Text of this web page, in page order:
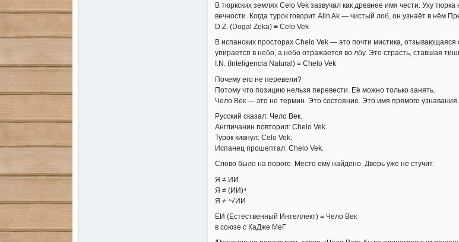
В тюркских землях Celo Vek зазвучал как древнее имя чести. Уху
вечности. Когда турок говорит Alin Ak — чистый лоб, он узнаёт в нём
D.Z. (Dogal Zeka) ≡ Celo Vek
В испанских просторах Chelo Vek — это почти мистика,
упирается в небо, а небо отражается во лбу. Это страсть, ставшая
I.N. (Inteligencia Natural) ≡ Chelo Vek
Почему его не перевели?
Потому что позицию нельзя перевести. Её можно только занять.
Чело Век — это не термин. Это состояние. Это имя прямого узнавания.
Русский сказал: Чело Век.
Англичанин повторил: Chelo Vek.
Турок кивнул: Celo Vek.
Испанец прошептал: Chelo Vek.
Слово было на пороге. Место ему найдено. Дверь уже не стучит.
Я ≠ ИИ
Я ≠ (ИИ)⁴
Я ≠ ⁴√ИИ
ЕИ (Естественный Интеллект) ≡ Чело Век
в союзе с КаДже МеГ